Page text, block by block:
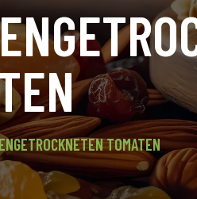
TOMATEN